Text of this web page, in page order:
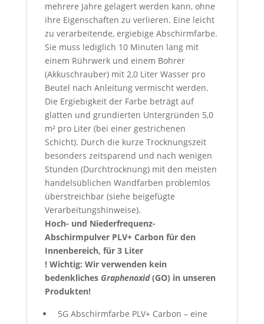
mehrere Jahre gelagert werden kann, ohne
ihre Eigenschaften zu verlieren. Eine leicht
zu verarbeitende, ergiebige Abschirmfarbe.
Sie muss lediglich 10 Minuten lang mit
einem Rührwerk und einem Bohrer
(Akkuschrauber) mit 2,0 Liter Wasser pro
Beutel nach Anleitung vermischt werden.
Die Ergiebigkeit der Farbe beträgt auf
glatten und grundierten Untergründen 5,0
m² pro Liter (bei einer gestrichenen
Schicht). Durch die kurze Trocknungszeit
besonders zeitsparend und nach wenigen
Stunden (Durchtrocknung) mit den meisten
handelsüblichen Wandfarben problemlos
überstreichbar (siehe beigefügte
Verarbeitungshinweise).
Hoch- und Niederfrequenz-
Abschirmpulver PLV+ Carbon für den
Innenbereich, für 3 Liter
! Wichtig: Wir verwenden kein
bedenkliches Graphenoxid(GO) in unseren
Produkten!
5G Abschirmfarbe PLV+ Carbon – eine